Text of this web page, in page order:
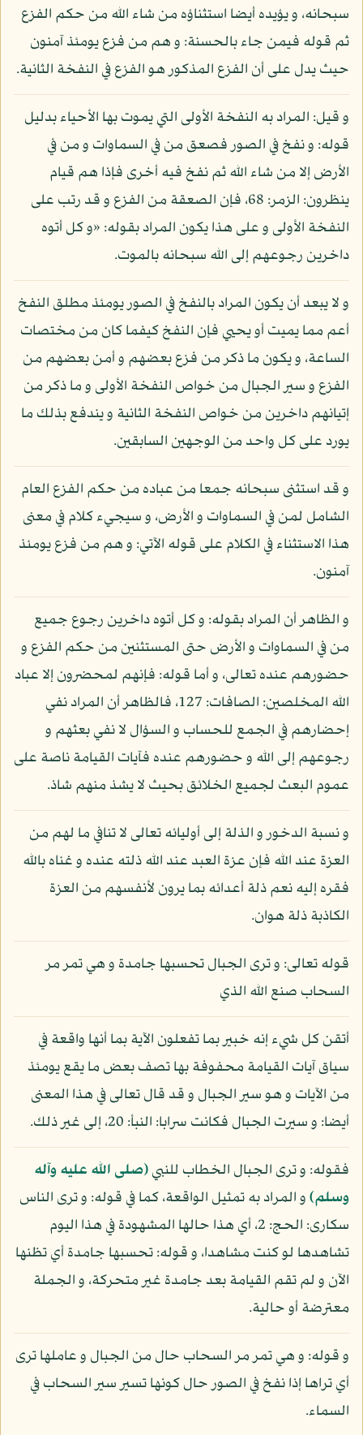
سبحانه، و يؤيده أيضا استثناؤه من شاء الله من حكم الفزع
ثم قوله فيمن جاء بالحسنة: و هم من فزع يومئذ آمنون
حيث يدل على أن الفزع المذكور هو الفزع في النفخة الثانية.
و قيل: المراد به النفخة الأولى التي يموت بها الأحياء بدليل
قوله: و نفخ في الصور فصعق من في السماوات و من في
الأرض إلا من شاء الله ثم نفخ فيه أخرى فإذا هم قيام
ينظرون: الزمر: 68، فإن الصعقة من الفزع و قد رتب على
النفخة الأولى و على هذا يكون المراد بقوله: «و كل أتوه
داخرين رجوعهم إلى الله سبحانه بالموت.
و لا يبعد أن يكون المراد بالنفخ في الصور يومئذ مطلق النفخ
أعم مما يميت أو يحيي فإن النفخ كيفما كان من مختصات
الساعة، و يكون ما ذكر من فزع بعضهم و أمن بعضهم من
الفزع و سير الجبال من خواص النفخة الأولى و ما ذكر من
إتيانهم داخرين من خواص النفخة الثانية و يندفع بذلك ما
يورد على كل واحد من الوجهين السابقين.
و قد استثنى سبحانه جمعا من عباده من حكم الفزع العام
الشامل لمن في السماوات و الأرض، و سيجيء كلام في معنى
هذا الاستثناء في الكلام على قوله الآتي: و هم من فزع يومئذ
آمنون.
و الظاهر أن المراد بقوله: و كل أتوه داخرين رجوع جميع
من في السماوات و الأرض حتى المستثنين من حكم الفزع و
حضورهم عنده تعالى، و أما قوله: فإنهم لمحضرون إلا عباد
الله المخلصين: الصافات: 127، فالظاهر أن المراد نفي
إحضارهم في الجمع للحساب و السؤال لا نفي بعثهم و
رجوعهم إلى الله و حضورهم عنده فآيات القيامة ناصة على
عموم البعث لجميع الخلائق بحيث لا يشذ منهم شاذ.
و نسبة الدخور و الذلة إلى أوليائه تعالى لا تنافي ما لهم من
العزة عند الله فإن عزة العبد عند الله ذلته عنده و غناه بالله
فقره إليه نعم ذلة أعدائه بما يرون لأنفسهم من العزة
الكاذبة ذلة هوان.
قوله تعالى: و ترى الجبال تحسبها جامدة و هي تمر مر
السحاب صنع الله الذي
أتقن كل شيء إنه خبير بما تفعلون الآية بما أنها واقعة في
سياق آيات القيامة محفوفة بها تصف بعض ما يقع يومئذ
من الآيات و هو سير الجبال و قد قال تعالى في هذا المعنى
أيضا: و سيرت الجبال فكانت سرابا: النبأ: 20، إلى غير ذلك.
فقوله: و ترى الجبال الخطاب للنبي(صلى الله عليه وآله
وسلم)و المراد به تمثيل الواقعة، كما في قوله: و ترى الناس
سكارى: الحج: 2، أي هذا حالها المشهودة في هذا اليوم
تشاهدها لو كنت مشاهدا، و قوله: تحسبها جامدة أي تظنها
الآن و لم تقم القيامة بعد جامدة غير متحركة، و الجملة
معترضة أو حالية.
و قوله: و هي تمر مر السحاب حال من الجبال و عاملها ترى
أي تراها إذا نفخ في الصور حال كونها تسير سير السحاب في
السماء.